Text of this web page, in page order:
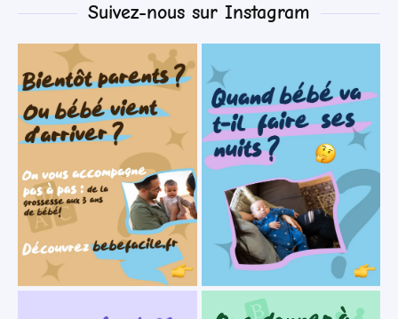
Suivez-nous sur Instagram